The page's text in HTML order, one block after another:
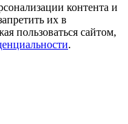
контента и
их в
пользоваться сайтом,
.